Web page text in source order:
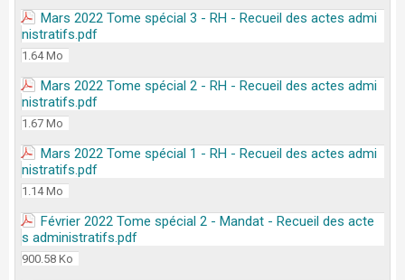
Mars 2022 Tome spécial 3 - RH - Recueil des actes admi
nistratifs.pdf
1.64 Mo
Mars 2022 Tome spécial 2 - RH - Recueil des actes admi
nistratifs.pdf
1.67 Mo
Mars 2022 Tome spécial 1 - RH - Recueil des actes admi
nistratifs.pdf
1.14 Mo
Février 2022 Tome spécial 2 - Mandat - Recueil des acte
s administratifs.pdf
900.58 Ko